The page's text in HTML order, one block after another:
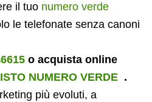
il tuo numero verde
le telefonate senza canoni
o acquista online
NUMERO VERDE .
più evoluti, a